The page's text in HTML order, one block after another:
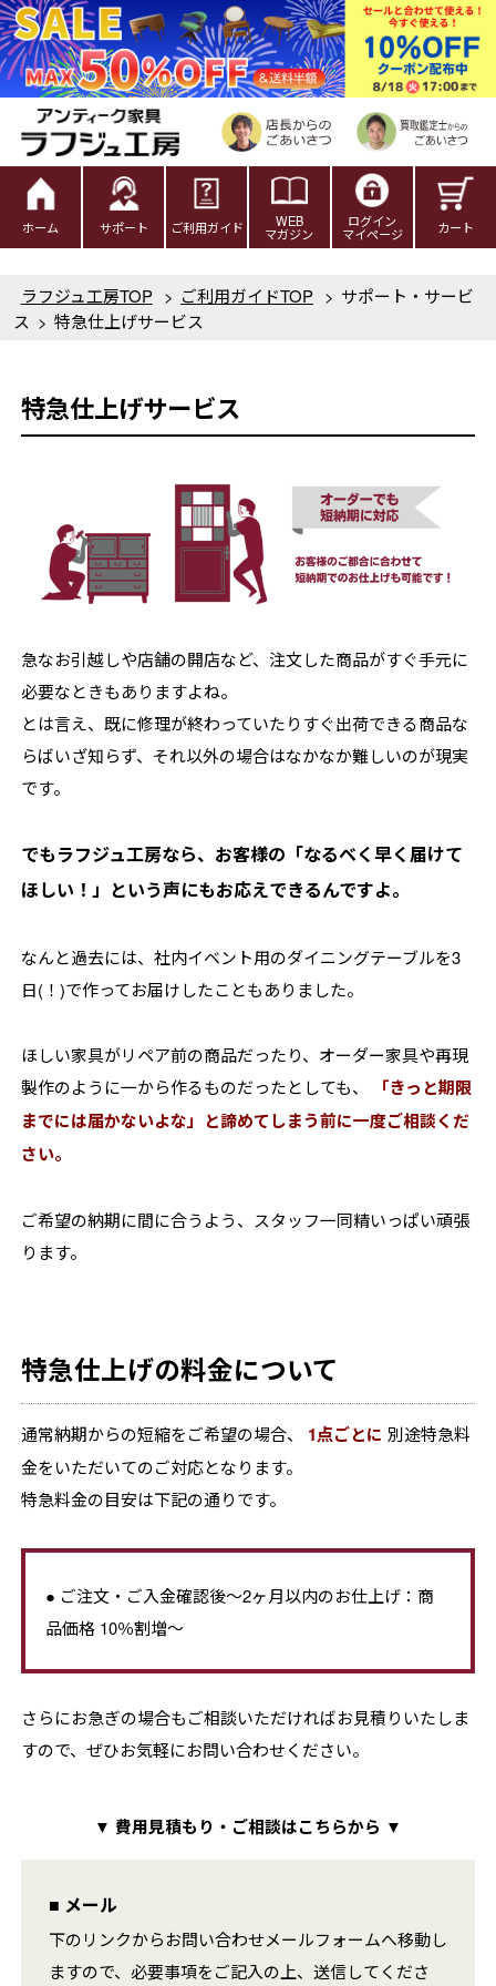
ホーム サポート ご利用ガイド WEB
マガジン
ログイン
マイページ カート
ラフジュ工房TOP > ご利用ガイドTOP > サポート・サービ
ス > 特急仕上げサービス
特急仕上げサービス
急なお引越しや店舗の開店など、注文した商品がすぐ手元に
必要なときもありますよね。
とは言え、既に修理が終わっていたりすぐ出荷できる商品な
らばいざ知らず、それ以外の場合はなかなか難しいのが現実
です。
でもラフジュ工房なら、お客様の「なるべく早く届けて
ほしい！」という声にもお応えできるんですよ。
なんと過去には、社内イベント用のダイニングテーブルを3
日(！)で作ってお届けしたこともありました。
ほしい家具がリペア前の商品だったり、オーダー家具や再現
製作のように一から作るものだったとしても、
「きっと期限
までには届かないよな」と諦めてしまう前に一度ご相談くだ
さい。
ご希望の納期に間に合うよう、スタッフ一同精いっぱい頑張
ります。
特急仕上げの料金について
通常納期からの短縮をご希望の場合、 1点ごとに 別途特急料
金をいただいてのご対応となります。
特急料金の目安は下記の通りです。
● ご注文・ご入金確認後～2ヶ月以内のお仕上げ：商
品価格 10％割増～
さらにお急ぎの場合もご相談いただければお見積りいたしま
すので、ぜひお気軽にお問い合わせください。
▼ 費用見積もり・ご相談はこちらから ▼
■ メール
下のリンクからお問い合わせメールフォームへ移動し
ますので、必要事項をご記入の上、送信してくださ